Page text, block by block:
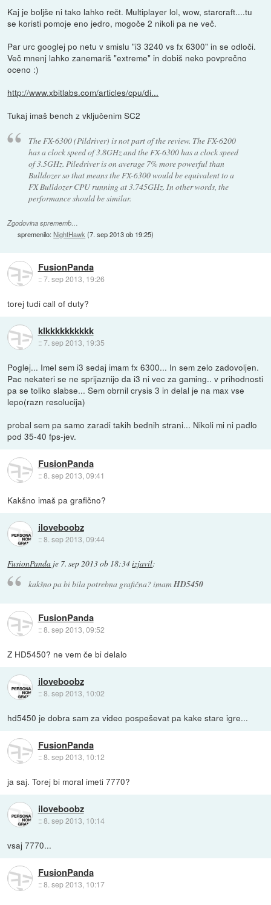
Kaj je boljše ni tako lahko rečt. Multiplayer lol, wow, starcraft....tu
se koristi pomoje eno jedro, mogoče 2 nikoli pa ne več.
Par urc googlej po netu v smislu "i3 3240 vs fx 6300" in se odloči.
Več mnenj lahko zanemariš "extreme" in dobiš neko povprečno
oceno :)
http://www.xbitlabs.com/articles/cpu/di...
Tukaj imaš bench z vključenim SC2
The FX-6300 (Pildriver) is not part of the review. The FX-6200
has a clock speed of 3.8GHz and the FX-6300 has a clock speed
of 3.5GHz. Piledriver is on average 7% more powerful than
Bulldozer so that means the FX-6300 would be equivalent to a
FX Bulldozer CPU running at 3.745GHz. In other words, the
performance should be similar.
Zgodovina sprememb…
spremenilo:NightHawk (7. sep 2013 ob 19:25)
FusionPanda
::7. sep 2013, 19:26
torej tudi call of duty?
klkkkkkkkkkk
::7. sep 2013, 19:35
Poglej... Imel sem i3 sedaj imam fx 6300... In sem zelo zadovoljen.
Pac nekateri se ne sprijaznijo da i3 ni vec za gaming.. v prihodnosti
pa se toliko slabse... Sem obrnil crysis 3 in delal je na max vse
lepo(razn resolucija)
probal sem pa samo zaradi takih bednih strani... Nikoli mi ni padlo
pod 35-40 fps-jev.
FusionPanda
::8. sep 2013, 09:41
Kakšno imaš pa grafično?
iloveboobz
::8. sep 2013, 09:44
FusionPanda je 7. sep 2013 ob 18:34izjavil:
kakšno pa bi bila potrebna grafična? imamHD5450
FusionPanda
::8. sep 2013, 09:52
Z HD5450? ne vem če bi delalo
iloveboobz
::8. sep 2013, 10:02
hd5450 je dobra sam za video pospeševat pa kake stare igre...
FusionPanda
::8. sep 2013, 10:12
ja saj. Torej bi moral imeti 7770?
iloveboobz
::8. sep 2013, 10:14
vsaj 7770...
FusionPanda
::8. sep 2013, 10:17